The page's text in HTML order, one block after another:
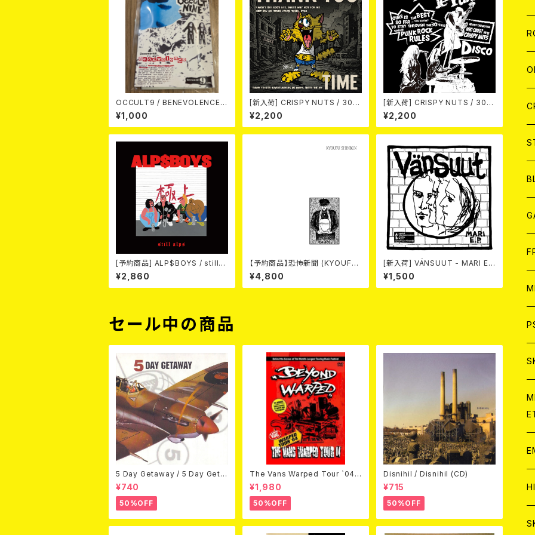
OCCULT9 / BENEVOLENCE
(LTD.150) カセット
¥1,000
[新入荷] CRISPY NUTS / 30th
Anniversary Vol.1 (7"EP)
¥2,200
[新入荷] CRISPY NUTS / 30th
Anniversary Vol.2 (7"EP)
¥2,200
[予約商品] ALP$BOYS / still al
ps (LP) 2026年8月12日発売予
定!!
¥2,860
【予約商品】恐怖新聞 (KYOUFU
SHINBUN) / 死 (LP)【8月15日
発売】
¥4,800
[新入荷] VÄNSUUT - MARI E.
P. (7"EP)
¥1,500
セール中の商品
5 Day Getaway / 5 Day Geta
way (CDEP)
¥740
50%OFF
The Vans Warped Tour `04
Beyond Warped (国内盤DVD)
¥1,980
50%OFF
Disnihil / Disnihil (CD)
¥715
50%OFF
CD
CD
CD